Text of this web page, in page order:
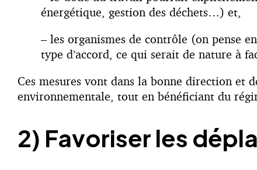
énergétique, gestion des déchets…) et,
– les organismes de contrôle (on pense
type d’accord, ce qui serait de nature à
Ces mesures vont dans la bonne direction et
environnementale, tout en bénéficiant du
2) Favoriser les